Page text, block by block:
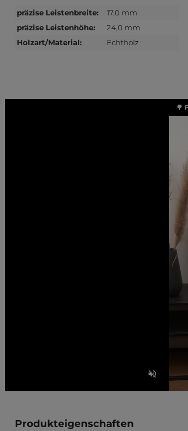
präzise Leistenbreite:
17,0 mm
präzise Leistenhöhe:
24,0 mm
Holzart/Material:
Echtholz
🌳
Produkteigenschaften